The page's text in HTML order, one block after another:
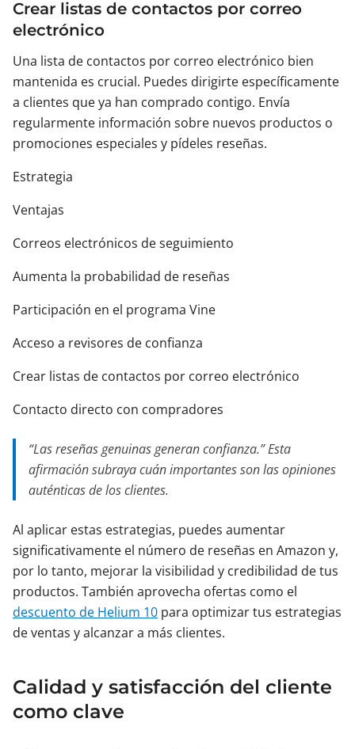
Crear listas de contactos por correo
electrónico
Una lista de contactos por correo electrónico bien
mantenida es crucial. Puedes dirigirte específicamente
a clientes que ya han comprado contigo. Envía
regularmente información sobre nuevos productos o
promociones especiales y pídeles reseñas.
Estrategia
Ventajas
Correos electrónicos de seguimiento
Aumenta la probabilidad de reseñas
Participación en el programa Vine
Acceso a revisores de confianza
Crear listas de contactos por correo electrónico
Contacto directo con compradores
“Las reseñas genuinas generan confianza.” Esta
afirmación subraya cuán importantes son las opiniones
auténticas de los clientes.
Al aplicar estas estrategias, puedes aumentar
significativamente el número de reseñas en Amazon y,
por lo tanto, mejorar la visibilidad y credibilidad de tus
productos. También aprovecha ofertas como el
descuento de Helium 10 para optimizar tus estrategias
de ventas y alcanzar a más clientes.
Calidad y satisfacción del cliente
como clave